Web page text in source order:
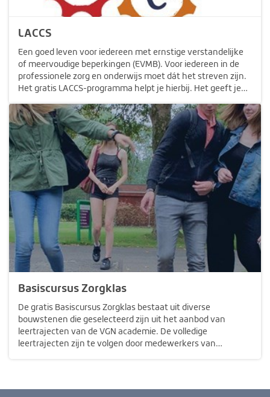
LACCS
Een goed leven voor iedereen met ernstige verstandelijke
of meervoudige beperkingen (EVMB). Voor iedereen in de
professionele zorg en onderwijs moet dát het streven zijn.
Het gratis LACCS-programma helpt je hierbij. Het geeft je
je…
Basiscursus Zorgklas
De gratis Basiscursus Zorgklas bestaat uit diverse
bouwstenen die geselecteerd zijn uit het aanbod van
leertrajecten van de VGN academie. De volledige
leertrajecten zijn te volgen door medewerkers van